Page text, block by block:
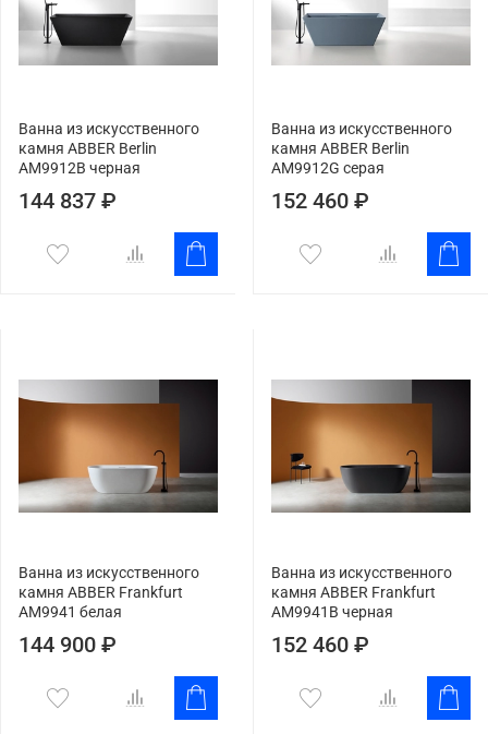
Ванна из искусственного
камня ABBER Berlin
AM9912B черная
144 837 ₽
Ванна из искусственного
камня ABBER Berlin
AM9912G серая
152 460 ₽
Ванна из искусственного
камня ABBER Frankfurt
AM9941 белая
144 900 ₽
Ванна из искусственного
камня ABBER Frankfurt
AM9941B черная
152 460 ₽